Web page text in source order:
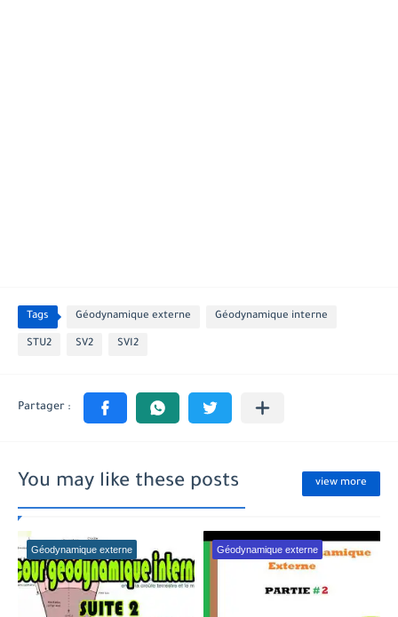
Tags Géodynamique externe Géodynamique interne
STU2 SV2 SVI2
You may like these posts view more
Géodynamique externe Géodynamique externe